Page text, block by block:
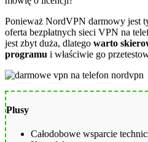
Ponieważ NordVPN darmowy jest
oferta bezpłatnych sieci VPN na
jest zbyt duża, dlatego warto
programu i właściwie go
Plusy
Całodobowe wsparcie